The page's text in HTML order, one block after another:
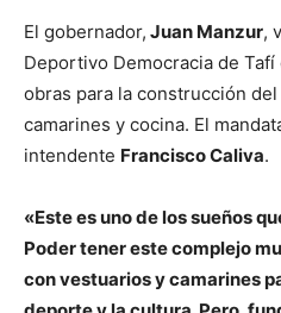
El gobernador, Juan Manzur,
Deportivo Democracia de
obras para la construcción
camarines y cocina. El
intendente Francisco Caliva.
«Este es uno de los sueños
Poder tener este complejo
con vestuarios y camarines